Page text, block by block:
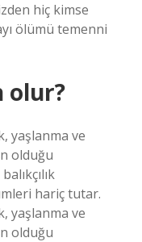
hiç kimse
ölümü temenni
olur?
yaşlanma ve
olduğu
hariç tutar.
yaşlanma ve
olduğu